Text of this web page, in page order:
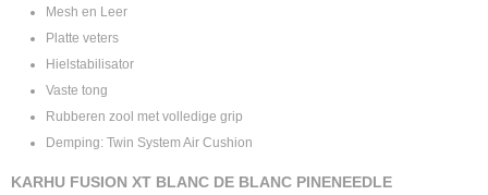
Mesh en Leer
Platte veters
Hielstabilisator
Vaste tong
Rubberen zool met volledige grip
Demping: Twin System Air Cushion
KARHU FUSION XT BLANC DE BLANC PINENEEDLE